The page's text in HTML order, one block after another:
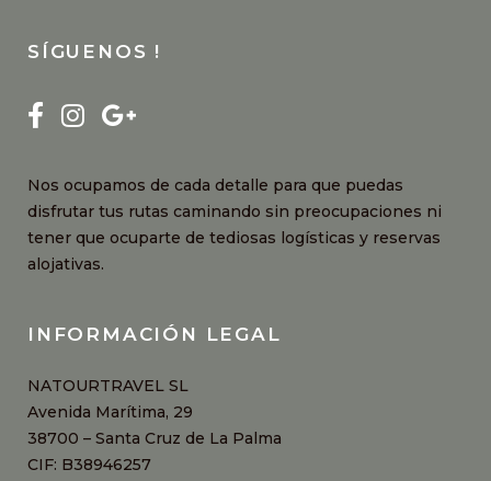
SÍGUENOS !
Nos ocupamos de cada detalle para que puedas
disfrutar tus rutas caminando sin preocupaciones ni
tener que ocuparte de tediosas logísticas y reservas
alojativas.
INFORMACIÓN LEGAL
NATOURTRAVEL SL
Avenida Marítima, 29
38700 – Santa Cruz de La Palma
CIF: B38946257